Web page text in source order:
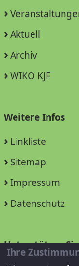
Aktuell
Archiv
WIKO KJF
Weitere Infos
Linkliste
Sitemap
Impressum
Datenschutz
Unterstützen
Ihre